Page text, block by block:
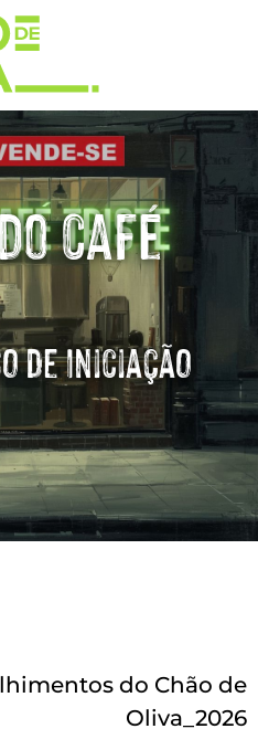
café
de Iniciação
do Chão de
Oliva_2026